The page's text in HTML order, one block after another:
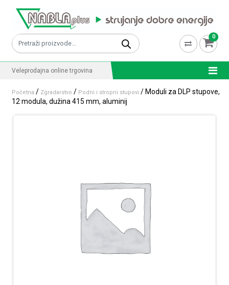
Pretraži: 0
Veleprodajna online trgovina
Početna / Zgradarstvo / Podni i stropni stupovi / Moduli za DLP stupove,
12 modula, dužina 415 mm, aluminij